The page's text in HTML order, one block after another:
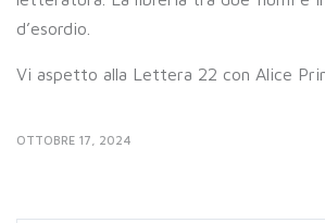
d’esordio.
Vi aspetto alla Lettera 22 con Alice
OTTOBRE 17, 2024